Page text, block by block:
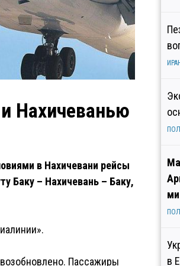
Нахичеванью
в Нахичевани рейсы
Баку – Нахичевань – Баку,
Пассажиры
в